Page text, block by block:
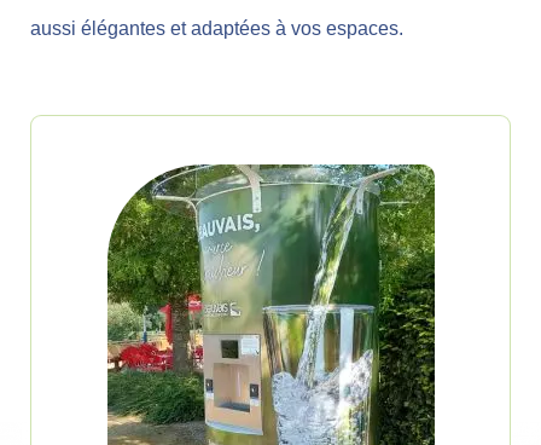
aussi élégantes et adaptées à vos espaces.